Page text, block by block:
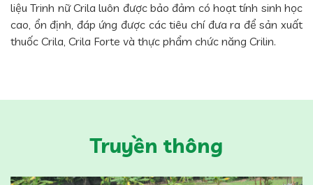
liệu Trinh nữ Crila luôn được bảo đảm có hoạt tính sinh học
cao, ổn định, đáp ứng được các tiêu chí đưa ra để sản xuất
thuốc Crila, Crila Forte và thực phẩm chức năng Crilin.
Truyền thông